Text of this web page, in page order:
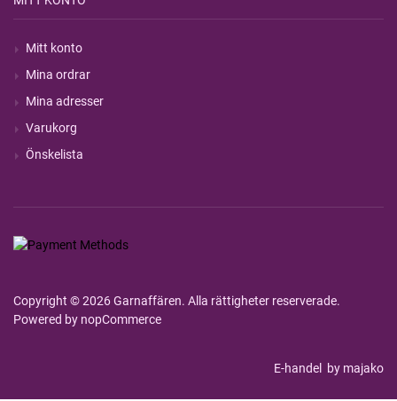
Mitt konto
Mina ordrar
Mina adresser
Varukorg
Önskelista
Copyright © 2026 Garnaffären. Alla rättigheter reserverade.
Powered by nopCommerce
E-handel by majako